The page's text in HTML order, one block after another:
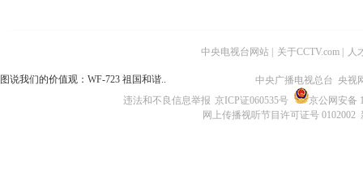
图说我们的价值观：WF-723 祖国和谐..
中央电视台网站 关于CCTV.com 人
中央广播电视总台 央视
违法和不良信息举报 京ICP证060535号
京公网安备
网上传播视听节目许可证号 0102002